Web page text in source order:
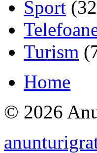
Sport
Turism
Home
© 2026